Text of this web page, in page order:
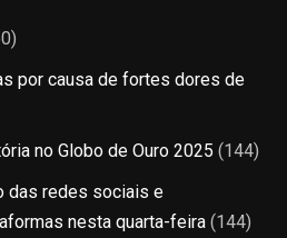
por causa de fortes dores de
no Globo de Ouro 2025 (144)
das redes sociais e
nesta quarta-feira (144)